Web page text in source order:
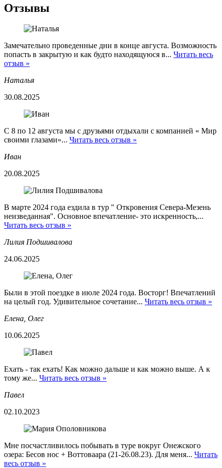
Отзывы
Замечательно проведенные дни в конце августа. Возможность
попасть в закрытую и как будто находящуюся в... Читать весь
отзыв »
Наталья
30.08.2025
С 8 по 12 августа мы с друзьями отдыхали с компанией « Мир
своими глазами»... Читать весь отзыв »
Иван
20.08.2025
В марте 2024 года ездила в тур " Откровения Севера-Мезень
неизведанная". Основное впечатление- это искренность,...
Читать весь отзыв »
Лилия Подшивалова
24.06.2025
Были в этой поездке в июле 2024 года. Восторг! Впечатлений
на целый год. Удивительное сочетание... Читать весь отзыв »
Елена, Олег
10.06.2025
Ехать - так ехать! Как можно дальше и как можно выше. А к
тому же... Читать весь отзыв »
Павел
02.10.2023
Мне посчастливилось побывать в туре вокруг Онежского
озера: Бесов нос + Воттоваара (21-26.08.23). Для меня... Читать
весь отзыв »